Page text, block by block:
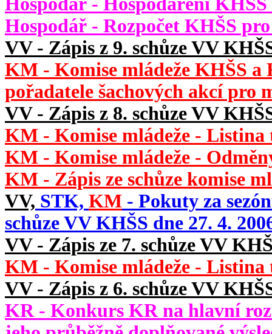
Hospodář - Rozpočet KHŠS pro
VV - Zápis z 9. schůze VV
KM - Komise mládeže KHŠS
pořadatele šachových akcí pro
VV - Zápis z 8. schůze VV
KM - Komise mládeže - Listina
KM - Komise mládeže -
KM - Zápis ze schůze komise
VV, STK, KM - Pokuty za
schůze VV KHŠS dne 27. 4.
VV - Zápis ze 7. schůze VV
KM - Komise mládeže - Listina
VV - Zápis z 6. schůze VV
KR - Konkurs KR na hlavní